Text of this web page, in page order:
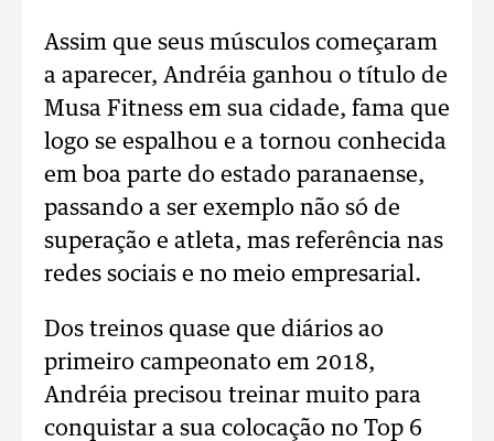
Assim que seus músculos começaram
a aparecer, Andréia ganhou o título de
Musa Fitness em sua cidade, fama que
logo se espalhou e a tornou conhecida
em boa parte do estado paranaense,
passando a ser exemplo não só de
superação e atleta, mas referência nas
redes sociais e no meio empresarial.
Dos treinos quase que diários ao
primeiro campeonato em 2018,
Andréia precisou treinar muito para
conquistar a sua colocação no Top 6